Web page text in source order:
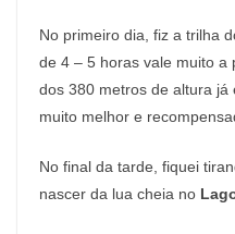
No primeiro dia, fiz a trilha
de 4 – 5 horas vale muito a
dos 380 metros de altura já
muito melhor e
No final da tarde, fiquei
nascer da lua cheia no